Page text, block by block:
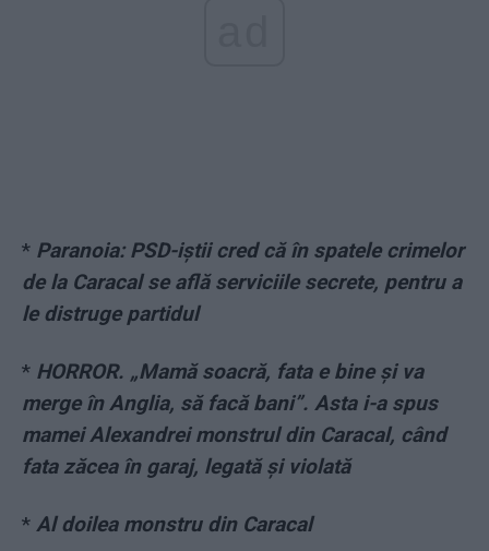
* Paranoia: PSD-iștii cred că în spatele crimelor
de la Caracal se află serviciile secrete, pentru a
le distruge partidul
* HORROR. „Mamă soacră, fata e bine și va
merge în Anglia, să facă bani”. Asta i-a spus
mamei Alexandrei monstrul din Caracal, când
fata zăcea în garaj, legată și violată
* Al doilea monstru din Caracal